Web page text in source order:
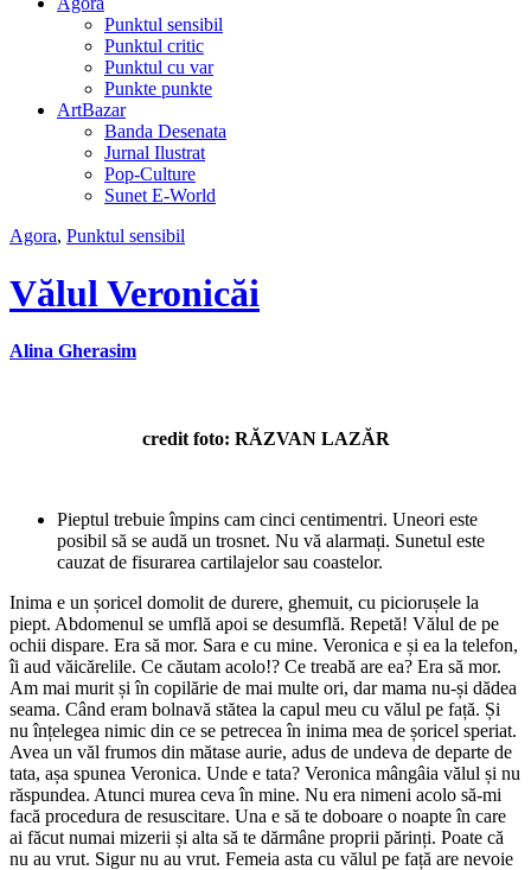
Punktul sensibil
Punktul critic
Punktul cu var
Punkte punkte
ArtBazar
Banda Desenata
Jurnal Ilustrat
Pop-Culture
Sunet E-World
Agora, Punktul sensibil
Vălul Veronicăi
Alina Gherasim
credit foto: RĂZVAN LAZĂR
Pieptul trebuie împins cam cinci centimentri. Uneori este
posibil să se audă un trosnet. Nu vă alarmați. Sunetul este
cauzat de fisurarea cartilajelor sau coastelor.
Inima e un șoricel domolit de durere, ghemuit, cu piciorușele la
piept. Abdomenul se umflă apoi se desumflă. Repetă! Vălul de pe
ochii dispare. Era să mor. Sara e cu mine. Veronica e și ea la telefon,
îi aud văicărelile. Ce căutam acolo!? Ce treabă are ea? Era să mor.
Am mai murit și în copilărie de mai multe ori, dar mama nu-și dădea
seama. Când eram bolnavă stătea la capul meu cu vălul pe față. Și
nu înțelegea nimic din ce se petrecea în inima mea de șoricel speriat.
Avea un văl frumos din mătase aurie, adus de undeva de departe de
tata, așa spunea Veronica. Unde e tata? Veronica mângâia vălul și nu
răspundea. Atunci murea ceva în mine. Nu era nimeni acolo să-mi
facă procedura de resuscitare. Una e să te doboare o noapte în care
ai făcut numai mizerii și alta să te dărmâne proprii părinți. Poate că
nu au vrut. Sigur nu au vrut. Femeia asta cu vălul pe față are nevoie